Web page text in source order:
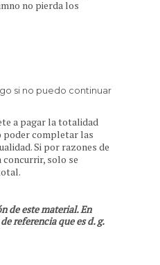
no pierda los
si no puedo continuar
a pagar la totalidad
poder completar las
Si por razones de
concurrir, solo se
de este material. En
referencia que es d. g.